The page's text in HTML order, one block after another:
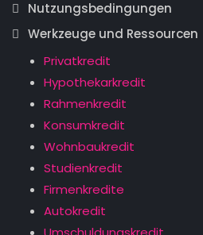
Nutzungsbedingungen
Werkzeuge und Ressourcen
Privatkredit
Hypothekarkredit
Rahmenkredit
Konsumkredit
Wohnbaukredit
Studienkredit
Firmenkredite
Autokredit